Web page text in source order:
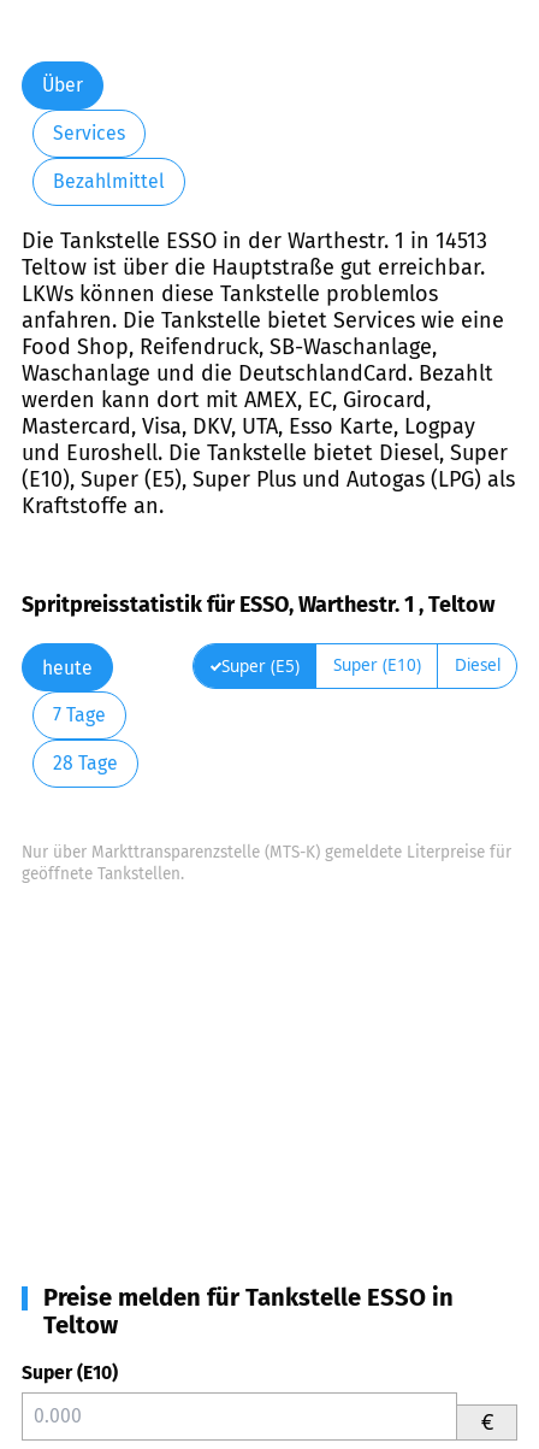
Über
Services
Bezahlmittel
Die Tankstelle ESSO in der Warthestr. 1 in 14513
Teltow ist über die Hauptstraße gut erreichbar.
LKWs können diese Tankstelle problemlos
anfahren. Die Tankstelle bietet Services wie eine
Food Shop, Reifendruck, SB-Waschanlage,
Waschanlage und die DeutschlandCard. Bezahlt
werden kann dort mit AMEX, EC, Girocard,
Mastercard, Visa, DKV, UTA, Esso Karte, Logpay
und Euroshell. Die Tankstelle bietet Diesel, Super
(E10), Super (E5), Super Plus und Autogas (LPG) als
Kraftstoffe an.
Spritpreisstatistik für ESSO, Warthestr. 1 , Teltow
heute
7 Tage
28 Tage
Super (E5) Super (E10) Diesel
Nur über Markttransparenzstelle (MTS-K) gemeldete Literpreise für
geöffnete Tankstellen.
Preise melden für Tankstelle ESSO in
Teltow
Super (E10)
€